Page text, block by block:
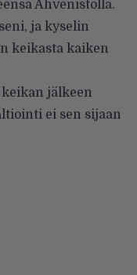
Ahvenistolla.
ja kyselin
keikasta kaiken
jälkeen
ei sen sijaan